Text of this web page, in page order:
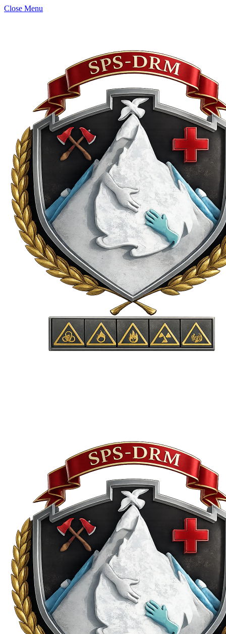
Close Menu